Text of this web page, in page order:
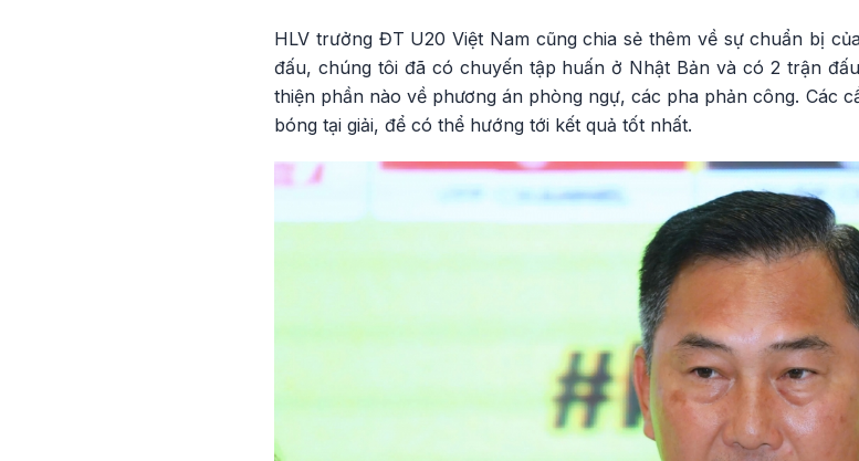
HLV trưởng ĐT U20 Việt Nam cũng chia sẻ thêm về sự chuẩn bị
đấu, chúng tôi đã có chuyến tập huấn ở Nhật Bản và có 2 trận
thiện phần nào về phương án phòng ngự, các pha phản công. Các
bóng tại giải, để có thể hướng tới kết quả tốt nhất.